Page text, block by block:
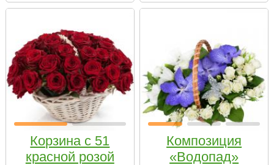
Корзина с 51
красной розой
Композиция
«Водопад»